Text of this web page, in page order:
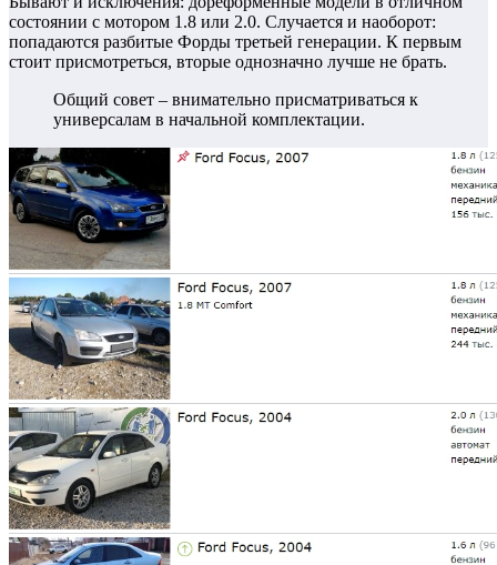
состоянии с мотором 1.8 или 2.0. Случается и наоборот:
попадаются разбитые Форды третьей генерации. К первым
стоит присмотреться, вторые однозначно лучше не брать.
Общий совет – внимательно присматриваться к
универсалам в начальной комплектации.